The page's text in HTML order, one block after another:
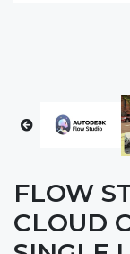
FLOW
CLOUD